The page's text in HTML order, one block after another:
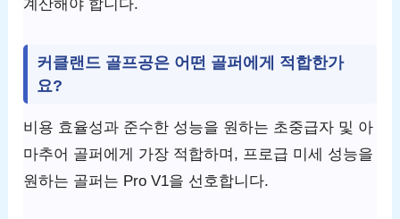
계산해야 합니다.
커클랜드 골프공은 어떤 골퍼에게 적합한가
요?
비용 효율성과 준수한 성능을 원하는 초중급자 및 아
마추어 골퍼에게 가장 적합하며, 프로급 미세 성능을
원하는 골퍼는 Pro V1을 선호합니다.